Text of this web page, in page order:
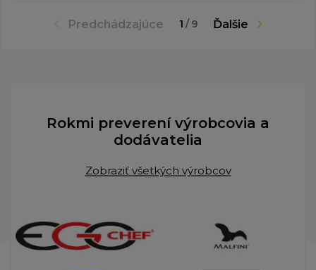
Predchádzajúce 1 / 9 Ďalšie
Rokmi preverení výrobcovia a
dodávatelia
Zobraziť všetkých výrobcov